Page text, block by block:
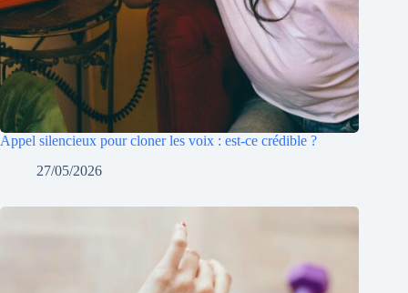
Appel silencieux pour cloner les voix : est-ce crédible ?
27/05/2026